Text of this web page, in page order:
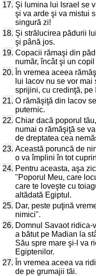
17. Şi lumina lui Israel se
şi va arde şi va mistui
singură zi!
18. Şi strălucirea pădurii
şi până jos.
19. Copacii rămaşi din
număr, încât şi un
20. În vremea aceea
lui Iacov nu se vor
sprijini, cu credinţă, pe
21. O rămăşiţă din Iacov
puternic.
22. Chiar dacă poporul
numai o rămăşiţă se
de dreptatea cea
23. Această poruncă de
o va împlini în tot
24. Pentru aceasta, aşa
"Poporul Meu, care
care te loveşte cu
altădată Egiptul.
25. Dar, peste puţină
nimici".
26. Domnul Savaot ridica-
a bătut pe Madian la
Său spre mare şi-l va
Egiptenilor.
27. În vremea aceea va
de pe grumajii tăi.